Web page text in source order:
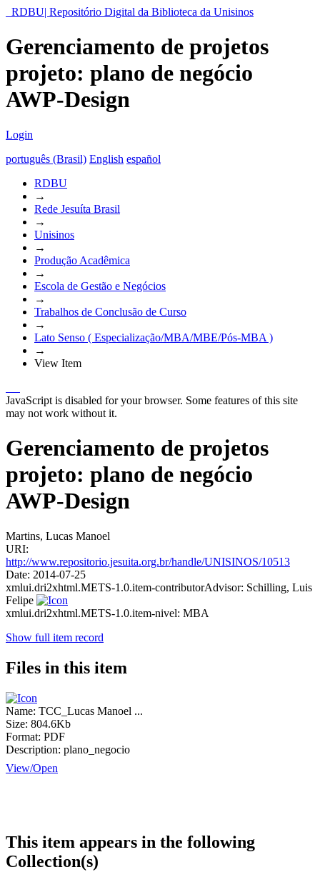
RDBU| Repositório Digital da Biblioteca da Unisinos
Gerenciamento de projetos
projeto: plano de negócio
AWP-Design
Login
português (Brasil) English español
RDBU
→
Rede Jesuíta Brasil
→
Unisinos
→
Produção Acadêmica
→
Escola de Gestão e Negócios
→
Trabalhos de Conclusão de Curso
→
Lato Senso ( Especialização/MBA/MBE/Pós-MBA )
→
View Item
JavaScript is disabled for your browser. Some features of this site
may not work without it.
Gerenciamento de projetos
projeto: plano de negócio
AWP-Design
Martins, Lucas Manoel
URI:
http://www.repositorio.jesuita.org.br/handle/UNISINOS/10513
Date: 2014-07-25
xmlui.dri2xhtml.METS-1.0.item-contributorAdvisor: Schilling, Luis
Felipe
xmlui.dri2xhtml.METS-1.0.item-nivel: MBA
Show full item record
Files in this item
Name: TCC_Lucas Manoel ...
Size: 804.6Kb
Format: PDF
Description: plano_negocio
View/Open
This item appears in the following
Collection(s)